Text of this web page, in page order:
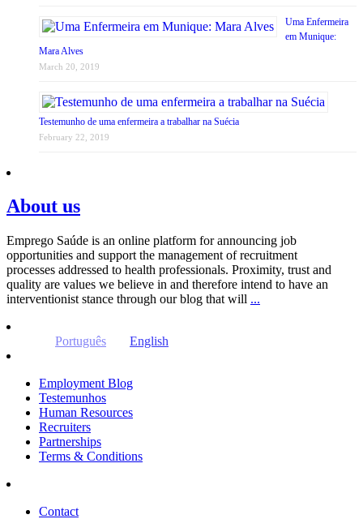
Uma Enfermeira
em Munique:
Mara Alves
March 20, 2019
Testemunho de uma enfermeira a trabalhar na Suécia
February 22, 2019
About us
Emprego Saúde is an online platform for announcing job
opportunities and support the management of recruitment
processes addressed to health professionals. Proximity, trust and
quality are values ​​we believe in and therefore intend to have an
interventionist stance through our blog that will ...
Português English
Employment Blog
Testemunhos
Human Resources
Recruiters
Partnerships
Terms & Conditions
Contact